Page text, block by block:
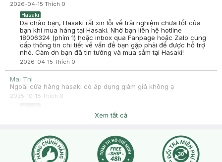
Hasaki xin chào! Hasaki cảm ơn C. TRANG đã dành thời gian
đánh giá. Sự hài lòng của khách hàng là động lực to lớn để
Hasaki ngày càng phát triển hơn nữa về chất lượng dịch vụ.
Cảm ơn bạn đã tin tưởng và mua sắm tại Hasaki!
2026-04-15 Thích 0
Hasaki
Dạ chào bạn, Hasaki rất xin lỗi về trải nghiệm chưa tốt của
bạn khi mua hàng tại Hasaki. Nhờ bạn liên hệ hotline
18006324 (phím 1) hoặc inbox qua Fanpage hoặc Zalo cung
cấp thông tin chi tiết về vấn đề bạn gặp phải để được hỗ trợ
nhé. Cảm ơn bạn đã tin tưởng và mua sắm tại Hasaki!
2026-04-15 Thích 0
Mai Thi
Ngoài cửa hàng hasaki có áp dụng giảm giá không ạ
2025-10-18 Thích 0
Dạ deal và quà khuyến mãi được áp dụng cả online và offline
bạn có thể nhờ cashier kiểm tra lại quà tặng và giá trước bạn
2025-10-19Thích
Xem tất cả